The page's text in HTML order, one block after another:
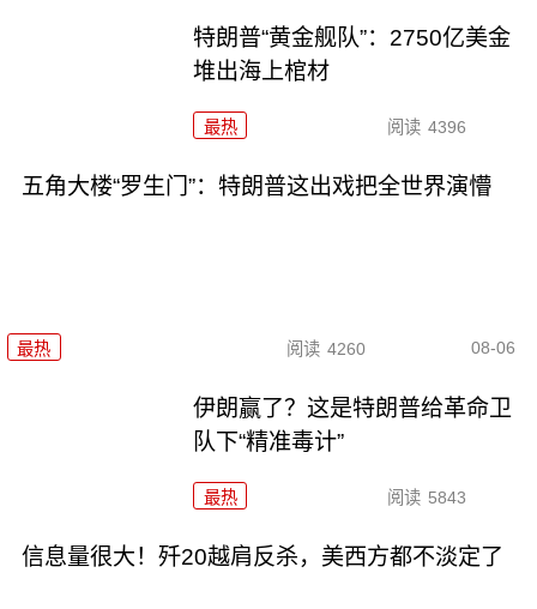
特朗普“黄金舰队”：2750亿美金
堆出海上棺材
最热 阅读 4396
五角大楼“罗生门”：特朗普这出戏把全世界演懵
最热 阅读 4260 08-06
伊朗赢了？这是特朗普给革命卫
队下“精准毒计”
最热 阅读 5843
信息量很大！歼20越肩反杀，美西方都不淡定了